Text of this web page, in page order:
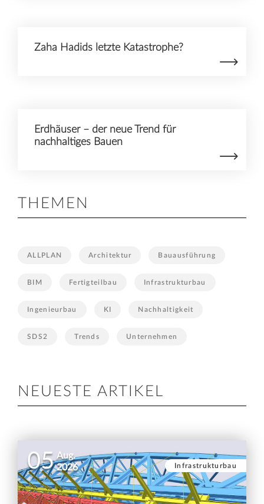
Zaha Hadids letzte Katastrophe?
Erdhäuser – der neue Trend für
nachhaltiges Bauen
THEMEN
ALLPLAN Architektur Bauausführung
BIM Fertigteilbau Infrastrukturbau
Ingenieurbau KI Nachhaltigkeit
SDS2 Trends Unternehmen
NEUESTE ARTIKEL
05 Aug.
2026
Infrastrukturbau